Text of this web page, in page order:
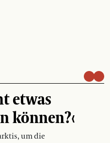
etwas
können?‹
um die